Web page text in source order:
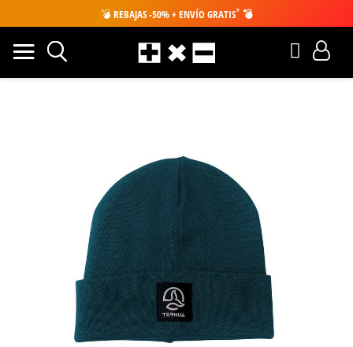
💣 REBAJAS -50% + ENVÍO GRATIS* 💣